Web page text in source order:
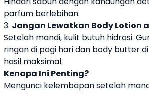
parfum berlebihan.
3. Jangan Lewatkan Body Lotion
Setelah mandi, kulit butuh hidrasi.
ringan di pagi hari dan body butter
hasil maksimal.
Kenapa Ini Penting?
Mengunci kelembapan setelah